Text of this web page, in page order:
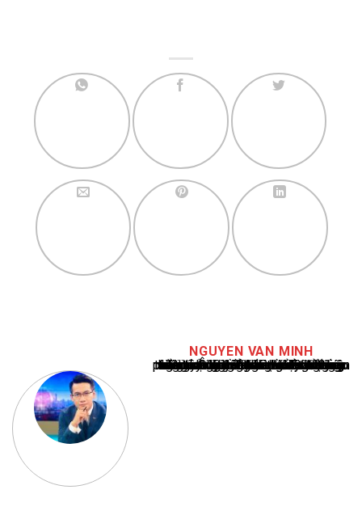
NGUYEN VAN MINH
Nguyễn Văn Minh là một trong những chuyên gia hàng đầu về báo cáo tin tức thể thao tại Việt Nam, với hơn 10 năm hoạt động trong ngành. Ông có kiến thức sâu rộng và kinh nghiệm đáng kể trong việc phân tích và báo cáo về các sự kiện thể thao hàng đầu. Sự hiểu biết sâu sắc của ông về ngành này đã giúp ông xây dựng uy tín và danh tiếng trong cộng đồng báo chí thể thao.